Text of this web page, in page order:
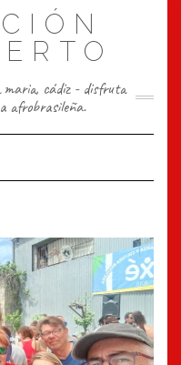
maria, cádiz - disfruta
afrobrasileña.
Navigation